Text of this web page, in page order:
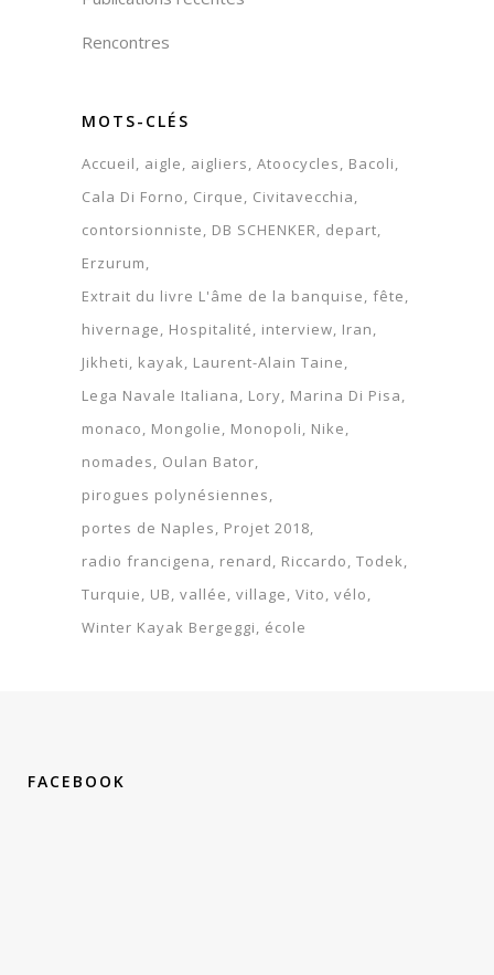
Rencontres
MOTS-CLÉS
Accueil aigle aigliers Atoocycles
Bacoli
Cala Di Forno
Cirque
Civitavecchia
contorsionniste
DB SCHENKER
depart
Erzurum
Extrait du livre L'âme de la banquise fête
hivernage
Hospitalité interview Iran
Jikheti
kayak
Laurent-Alain Taine
Lega Navale Italiana
Lory Marina Di Pisa
monaco
Mongolie Monopoli
Nike
nomades
Oulan Bator
pirogues polynésiennes
portes de Naples
Projet 2018
radio francigena
renard Riccardo Todek
Turquie
UB vallée village Vito vélo
Winter Kayak Bergeggi
école
FACEBOOK